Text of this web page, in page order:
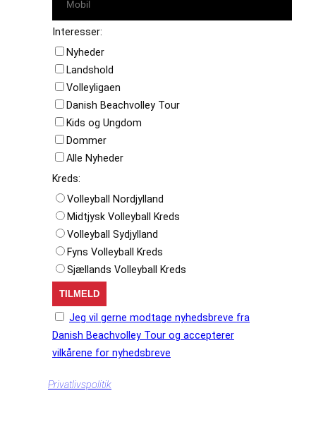
Interesser:
Nyheder
Landshold
Volleyligaen
Danish Beachvolley Tour
Kids og Ungdom
Dommer
Alle Nyheder
Kreds:
Volleyball Nordjylland
Midtjysk Volleyball Kreds
Volleyball Sydjylland
Fyns Volleyball Kreds
Sjællands Volleyball Kreds
Jeg vil gerne modtage nyhedsbreve fra
Danish Beachvolley Tour og accepterer
vilkårene for nyhedsbreve
Privatlivspolitik